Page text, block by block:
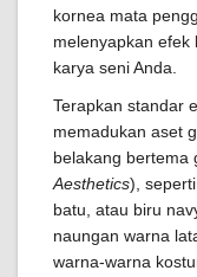
kornea mata
melenyapkan
karya seni Anda.
Terapkan standar
memadukan aset
belakang bertema
Aesthetics),
batu, atau biru
naungan warna
warna-warna